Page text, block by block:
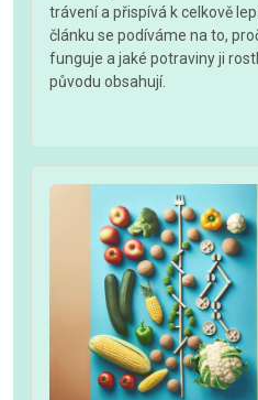
trávení a přispívá k celkově
článku se podíváme na to,
funguje a jaké potraviny ji
původu obsahují.